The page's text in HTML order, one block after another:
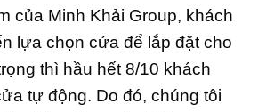
của Minh Khải Group, khách
lựa chọn cửa để lắp đặt cho
thì hầu hết 8/10 khách
tự động. Do đó, chúng tôi